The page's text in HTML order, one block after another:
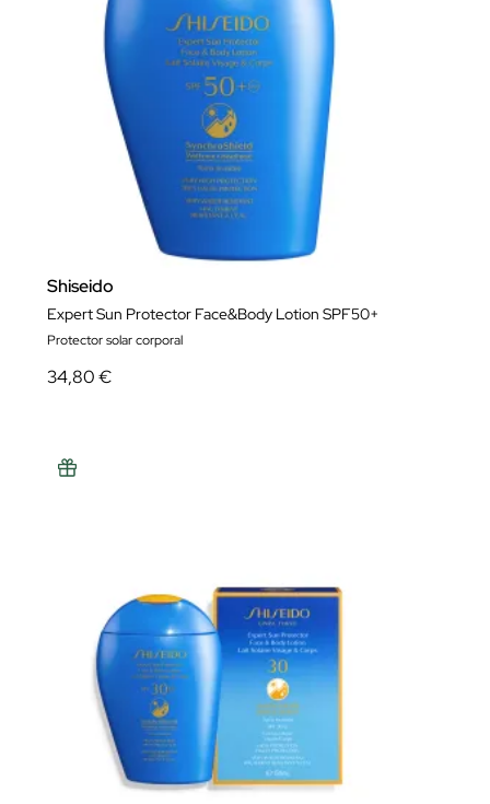
Shiseido
Expert Sun Protector Face&Body Lotion SPF50+
Protector solar corporal
34,80 €